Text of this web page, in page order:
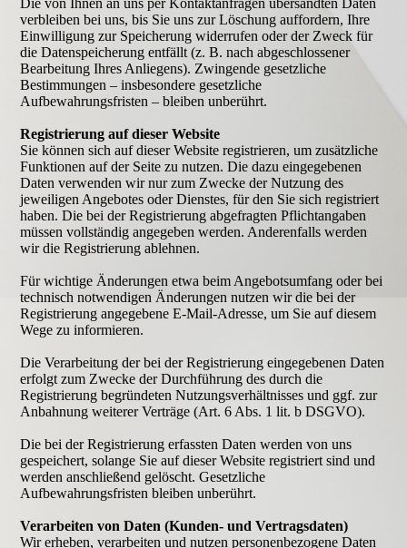
Die von Ihnen an uns per Kontaktanfragen übersandten Daten
verbleiben bei uns, bis Sie uns zur Löschung auffordern, Ihre
Einwilligung zur Speicherung widerrufen oder der Zweck für
die Datenspeicherung entfällt (z. B. nach abgeschlossener
Bearbeitung Ihres Anliegens). Zwingende gesetzliche
Bestimmungen – insbesondere gesetzliche
Aufbewahrungsfristen – bleiben unberührt.
Registrierung auf dieser Website
Sie können sich auf dieser Website registrieren, um zusätzliche
Funktionen auf der Seite zu nutzen. Die dazu eingegebenen
Daten verwenden wir nur zum Zwecke der Nutzung des
jeweiligen Angebotes oder Dienstes, für den Sie sich registriert
haben. Die bei der Registrierung abgefragten Pflichtangaben
müssen vollständig angegeben werden. Anderenfalls werden
wir die Registrierung ablehnen.
Für wichtige Änderungen etwa beim Angebotsumfang oder bei
technisch notwendigen Änderungen nutzen wir die bei der
Registrierung angegebene E-Mail-Adresse, um Sie auf diesem
Wege zu informieren.
Die Verarbeitung der bei der Registrierung eingegebenen Daten
erfolgt zum Zwecke der Durchführung des durch die
Registrierung begründeten Nutzungsverhältnisses und ggf. zur
Anbahnung weiterer Verträge (Art. 6 Abs. 1 lit. b DSGVO).
Die bei der Registrierung erfassten Daten werden von uns
gespeichert, solange Sie auf dieser Website registriert sind und
werden anschließend gelöscht. Gesetzliche
Aufbewahrungsfristen bleiben unberührt.
Verarbeiten von Daten (Kunden- und Vertragsdaten)
Wir erheben, verarbeiten und nutzen personenbezogene Daten